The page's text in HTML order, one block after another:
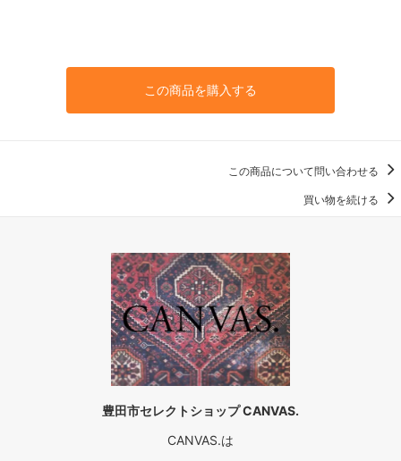
この商品を購入する
この商品について問い合わせる
買い物を続ける
豊田市セレクトショップ CANVAS.
CANVAS.は